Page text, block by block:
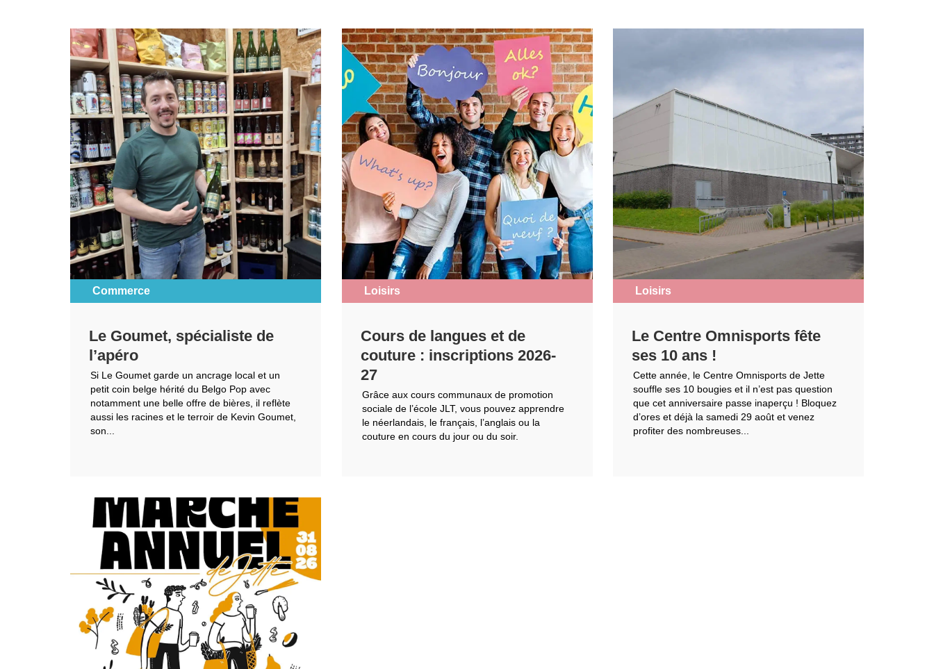
Commerce
Le Goumet, spécialiste de
l’apéro
Si Le Goumet garde un ancrage local et un
petit coin belge hérité du Belgo Pop avec
notamment une belle offre de bières, il reflète
aussi les racines et le terroir de Kevin Goumet,
son...
Loisirs
Cours de langues et de
couture : inscriptions 2026-
27
Grâce aux cours communaux de promotion
sociale de l’école JLT, vous pouvez apprendre
le néerlandais, le français, l’anglais ou la
couture en cours du jour ou du soir.
Loisirs
Le Centre Omnisports fête
ses 10 ans !
Cette année, le Centre Omnisports de Jette
souffle ses 10 bougies et il n’est pas question
que cet anniversaire passe inaperçu ! Bloquez
d’ores et déjà la samedi 29 août et venez
profiter des nombreuses...